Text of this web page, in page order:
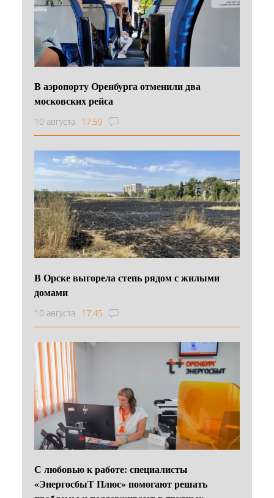
В аэропорту Оренбурга отменили два
московских рейса
10 августа 17:59
В Орске выгорела степь рядом с жилыми
домами
10 августа 17:45
С любовью к работе: специалисты
«ЭнергосбыТ Плюс» помогают решать